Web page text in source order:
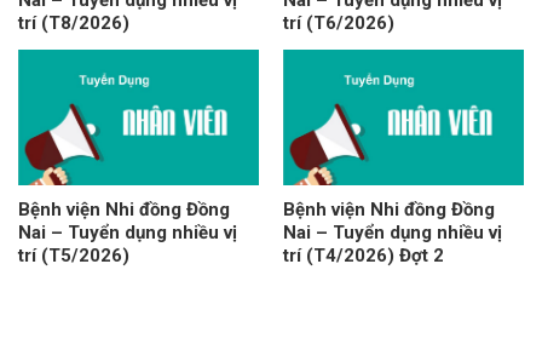
trí (T8/2026)
trí (T6/2026)
Bệnh viện Nhi đồng Đồng
Nai – Tuyển dụng nhiều vị
trí (T5/2026)
Bệnh viện Nhi đồng Đồng
Nai – Tuyển dụng nhiều vị
trí (T4/2026) Đợt 2